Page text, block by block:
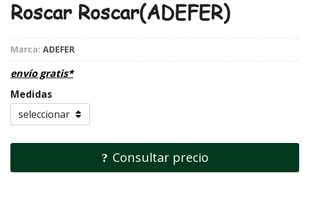
Roscar Roscar(ADEFER)
Marca: ADEFER
envío gratis*
Medidas
Consultar precio